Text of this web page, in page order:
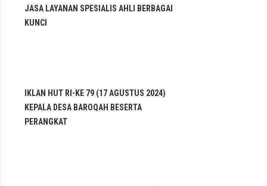
JASA LAYANAN SPESIALIS AHLI BERBAGAI
KUNCI
IKLAN HUT RI-KE 79 (17 AGUSTUS 2024)
KEPALA DESA BAROQAH BESERTA
PERANGKAT